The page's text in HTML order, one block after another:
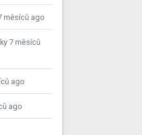
měsíců ago
7 měsíců
ago
ago